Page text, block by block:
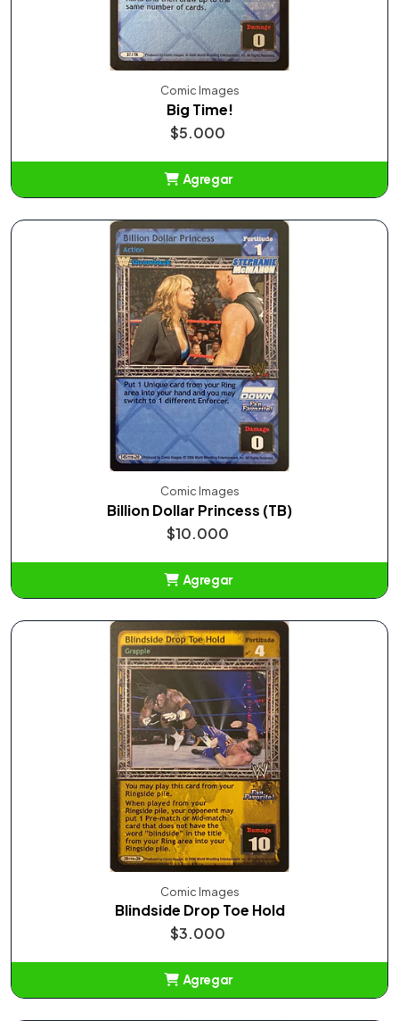
Comic Images
Big Time!
$5.000
Agregar
Comic Images
Billion Dollar Princess (TB)
$10.000
Agregar
Comic Images
Blindside Drop Toe Hold
$3.000
Agregar